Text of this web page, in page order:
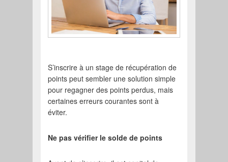
S’inscrire à un stage de récupération de
points peut sembler une solution simple
pour regagner des points perdus, mais
certaines erreurs courantes sont à
éviter.
Ne pas vérifier le solde de points